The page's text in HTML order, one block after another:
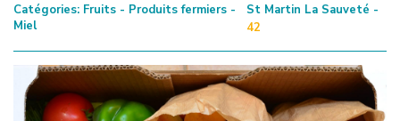
Catégories: Fruits - Produits fermiers -
Miel
St Martin La Sauveté -
42